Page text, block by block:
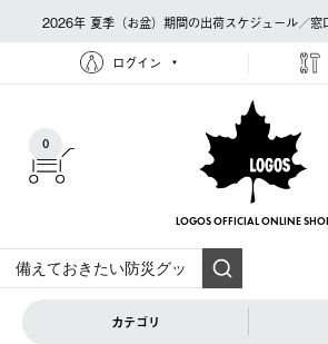
2026年 夏季（お盆）期間の出荷スケジュール／窓
ログイン
0
LOGOS OFFICIAL ONLINE
カテゴリ